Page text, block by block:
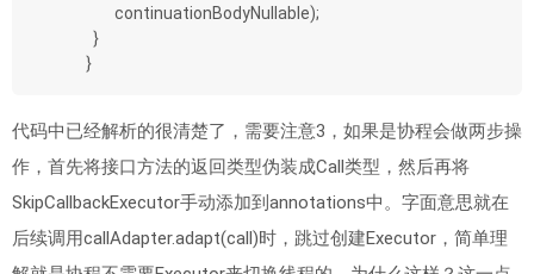
        continuationBodyNullable);
  }
}
代码中已经解析的很清楚了，需要注意3，如果是协程会做两步操
作，首先将接口方法的返回类型伪装成Call类型，然后再将
SkipCallbackExecutor手动添加到annotations中。字面意思就在
后续调用callAdapter.adapt(call)时，跳过创建Executor，简单理